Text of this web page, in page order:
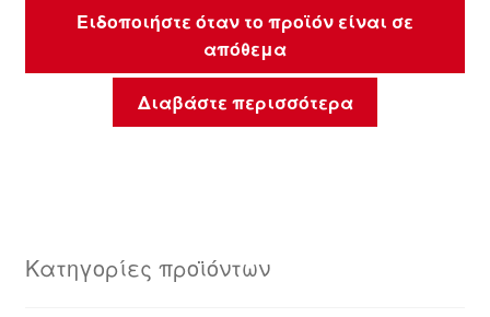
Ειδοποιήστε όταν το προϊόν είναι σε
απόθεμα
Διαβάστε περισσότερα
Κατηγορίες προϊόντων